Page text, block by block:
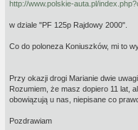
http://www.polskie-auta.pl/
w dziale "PF 125p Rajdowy 2000".
Co do poloneza Koniuszków, mi to
Przy okazji drogi Marianie dwie
Rozumiem, że masz dopiero 11 lat,
obowiązują u nas, niepisane co
Pozdrawiam